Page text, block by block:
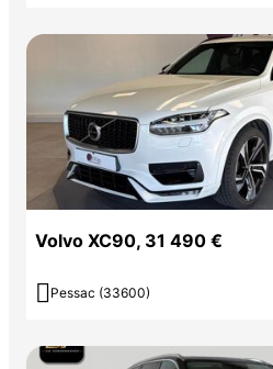
Volvo XC90, 31 490 €
 Pessac (33600)